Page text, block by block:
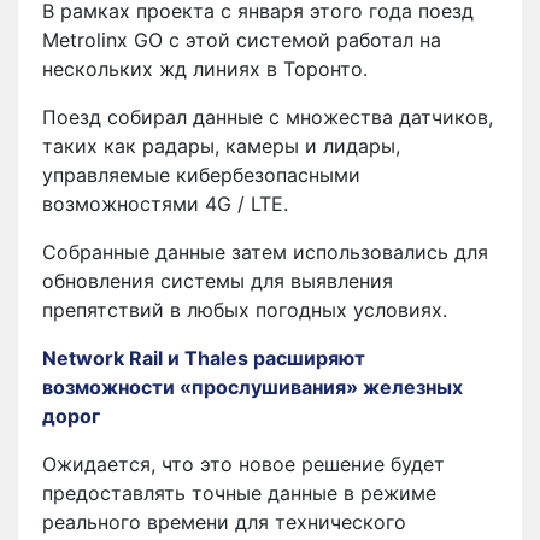
В рамках проекта с января этого года поезд
Metrolinx GO с этой системой работал на
нескольких жд линиях в Торонто.
Поезд собирал данные с множества датчиков,
таких как радары, камеры и лидары,
управляемые кибербезопасными
возможностями 4G / LTE.
Собранные данные затем использовались для
обновления системы для выявления
препятствий в любых погодных условиях.
Network Rail и Thales расширяют
возможности «прослушивания» железных
дорог
Ожидается, что это новое решение будет
предоставлять точные данные в режиме
реального времени для технического